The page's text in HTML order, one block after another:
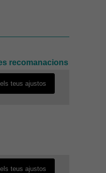
recomanacions
El més probable
teus ajustos
teus ajustos